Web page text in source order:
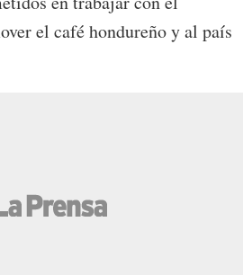
el café hondureño y al país